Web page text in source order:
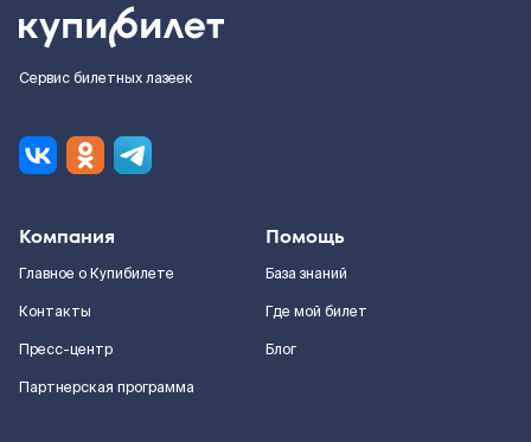
Сервис билетных лазеек
Компания
Главное о Купибилете
Контакты
Пресс-центр
Партнерская программа
Помощь
База знаний
Где мой билет
Блог